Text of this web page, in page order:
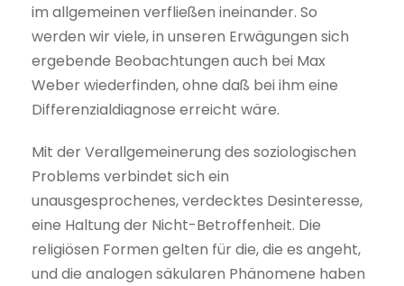
im allgemeinen verfließen ineinander. So
werden wir viele, in unseren Erwägungen sich
ergebende Beobachtungen auch bei Max
Weber wiederfinden, ohne daß bei ihm eine
Differenzialdiagnose erreicht wäre.
Mit der Verallgemeinerung des soziologischen
Problems verbindet sich ein
unausgesprochenes, verdecktes Desinteresse,
eine Haltung der Nicht-Betroffenheit. Die
religiösen Formen gelten für die, die es angeht,
und die analogen säkularen Phänomene haben